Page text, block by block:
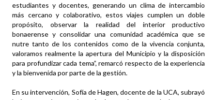
estudiantes y docentes, generando un clima de intercambio
más cercano y colaborativo, estos viajes cumplen un doble
propósito, observar la realidad del interior productivo
bonaerense y consolidar una comunidad académica que se
nutre tanto de los contenidos como de la vivencia conjunta,
valoramos realmente la apertura del Municipio y la disposición
para profundizar cada tema”, remarcó respecto de la experiencia
y la bienvenida por parte de la gestión.
En su intervención, Sofía de Hagen, docente de la UCA, subrayó